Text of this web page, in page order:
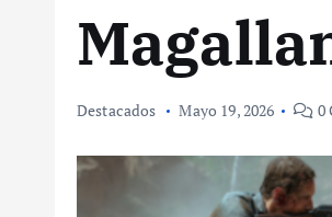
Destacados Mayo 19, 2026 0